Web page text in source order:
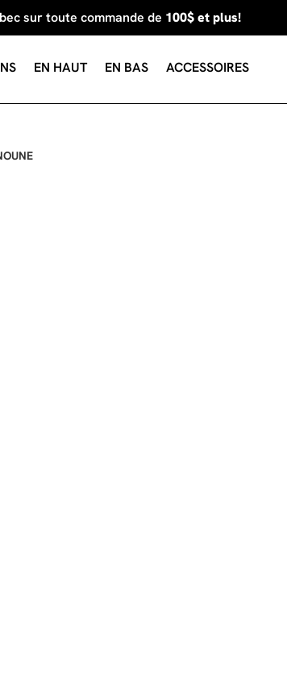
sur toute commande de 100$ et plus!
EN HAUT EN BAS ACCESSOIRES